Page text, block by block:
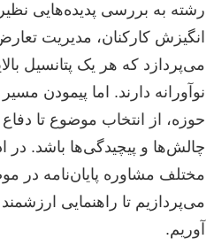
رشته به بررسی پدیده‌هایی
انگیزش کارکنان، مدیریت
می‌پردازد که هر یک پتانسیل
نوآورانه دارند. اما پیمودن
حوزه، از انتخاب موضوع تا
چالش‌ها و پیچیدگی‌ها باشد. در
مختلف مشاوره پایان‌نامه در
می‌پردازیم تا راهنمایی
آوریم.